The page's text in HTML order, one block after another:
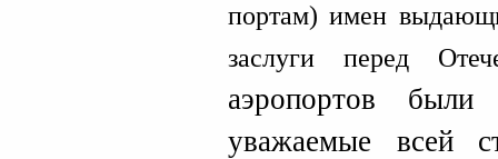
портам) имен
заслуги перед
аэропортов
уважаемые всей